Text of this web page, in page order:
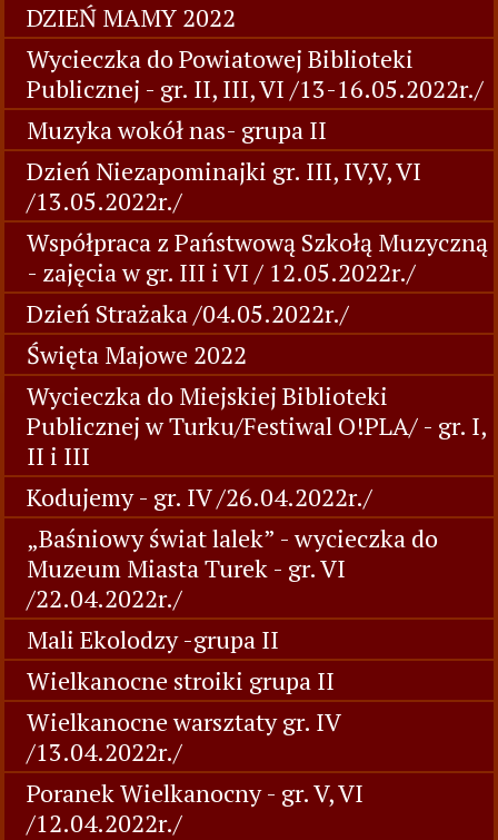
DZIEŃ MAMY 2022
Wycieczka do Powiatowej Biblioteki
Publicznej - gr. II, III, VI /13-16.05.2022r./
Muzyka wokół nas- grupa II
Dzień Niezapominajki gr. III, IV,V, VI
/13.05.2022r./
Współpraca z Państwową Szkołą Muzyczną
- zajęcia w gr. III i VI / 12.05.2022r./
Dzień Strażaka /04.05.2022r./
Święta Majowe 2022
Wycieczka do Miejskiej Biblioteki
Publicznej w Turku/Festiwal O!PLA/ - gr. I,
II i III
Kodujemy - gr. IV /26.04.2022r./
„Baśniowy świat lalek” - wycieczka do
Muzeum Miasta Turek - gr. VI
/22.04.2022r./
Mali Ekolodzy -grupa II
Wielkanocne stroiki grupa II
Wielkanocne warsztaty gr. IV
/13.04.2022r./
Poranek Wielkanocny - gr. V, VI
/12.04.2022r./